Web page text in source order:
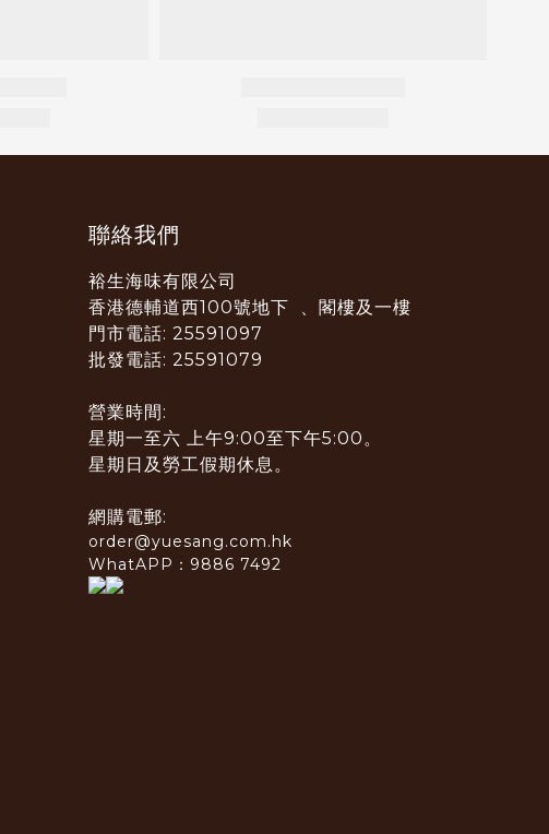
聯絡我們
裕生海味有限公司
香港德輔道西100號地下 、閣樓及一樓
門市電話: 25591097
批發電話: 25591079
營業時間:
星期一至六 上午9:00至下午5:00。
星期日及勞工假期休息。
網購電郵:
order@yuesang.com.hk
WhatAPP：9886 7492